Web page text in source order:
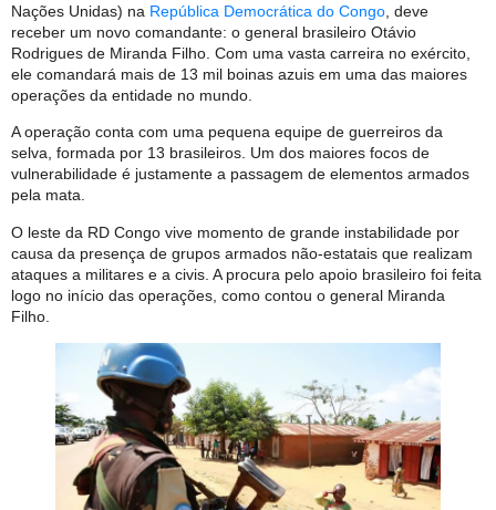
Nações Unidas) na República Democrática do Congo , deve
receber um novo comandante: o general brasileiro Otávio
Rodrigues de Miranda Filho. Com uma vasta carreira no exército,
ele comandará mais de 13 mil boinas azuis em uma das maiores
operações da entidade no mundo.
A operação conta com uma pequena equipe de guerreiros da
selva, formada por 13 brasileiros. Um dos maiores focos de
vulnerabilidade é justamente a passagem de elementos armados
pela mata.
O leste da RD Congo vive momento de grande instabilidade por
causa da presença de grupos armados não-estatais que realizam
ataques a militares e a civis. A procura pelo apoio brasileiro foi feita
logo no início das operações, como contou o general Miranda
Filho.